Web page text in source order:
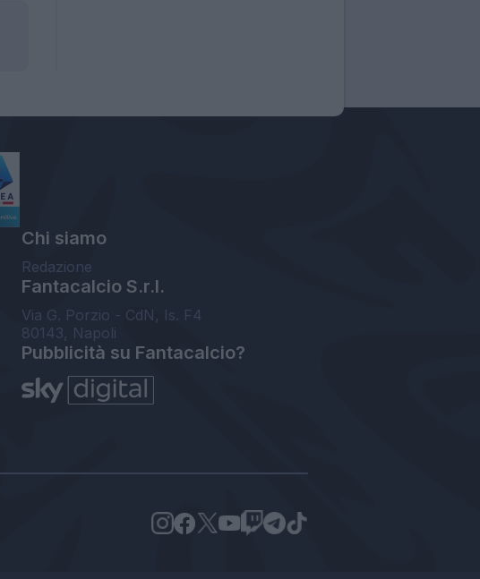
Chi siamo
Redazione
Fantacalcio S.r.l.
Via G. Porzio - CdN, Is. F4
80143, Napoli
Pubblicità su Fantacalcio?